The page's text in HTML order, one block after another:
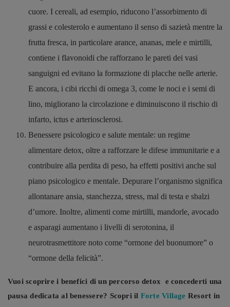
cuore. I cereali, ad esempio, riducono l’assorbimento di
grassi e colesterolo e aumentano il senso di sazietà mentre la
frutta fresca, in particolare arance, ananas, mele e mirtilli,
contiene i flavonoidi che rafforzano le pareti dei vasi
sanguigni ed evitano la formazione di placche nelle arterie.
E ancora, i cibi ricchi di omega 3, come le noci e i semi di
lino, migliorano la circolazione e diminuiscono il rischio di
infarto, ictus e arteriosclerosi.
Benessere psicologico e salute mentale: un regime
alimentare detox, oltre a rafforzare le difese immunitarie e a
contribuire alla perdita di peso, ha effetti positivi anche sul
piano psicologico e mentale. Depurare l’organismo significa
allontanare ansia, stanchezza, stress, mal di testa e sbalzi
d’umore. Inoltre, alimenti come mirtilli, mandorle, avocado
e asparagi aumentano i livelli di serotonina, il
neurotrasmettitore noto come “ormone del buonumore” o
“ormone della felicità”.
Vuoi scoprire i benefici di un percorso detox e concederti una
pausa dedicata al benessere? Scopri il Forte Village Resort in